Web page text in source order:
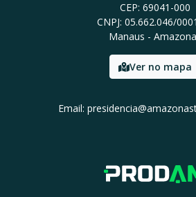
CEP: 69041-000
CNPJ: 05.662.046/
Manaus -
Ver no mapa
Email: